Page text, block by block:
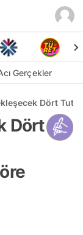
Gerçekler
Dört
Dört